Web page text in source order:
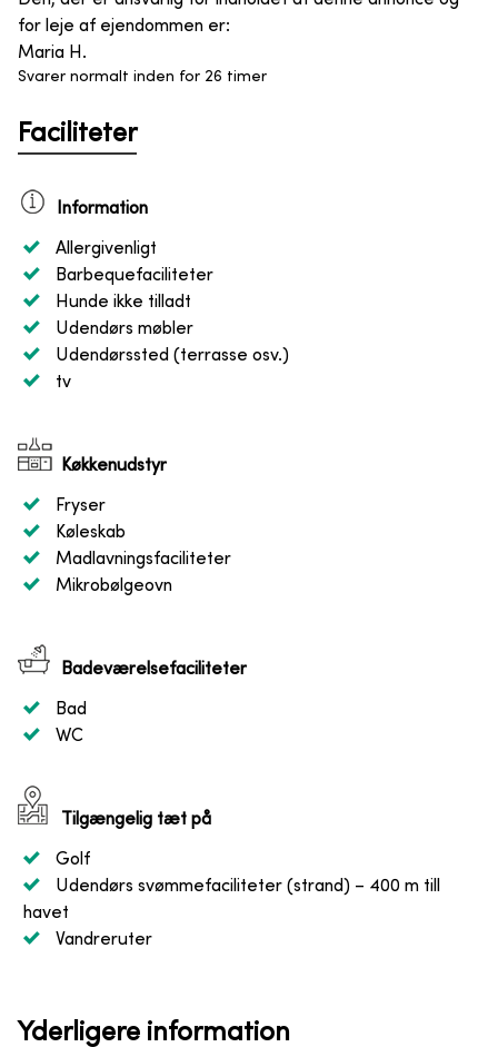
for leje af ejendommen er:
Maria H.
Svarer normalt inden for 26 timer
Faciliteter
Information
Allergivenligt
Barbequefaciliteter
Hunde ikke tilladt
Udendørs møbler
Udendørssted (terrasse osv.)
tv
Køkkenudstyr
Fryser
Køleskab
Madlavningsfaciliteter
Mikrobølgeovn
Badeværelsefaciliteter
Bad
WC
Tilgængelig tæt på
Golf
Udendørs svømmefaciliteter (strand) – 400 m till
havet
Vandreruter
Yderligere information